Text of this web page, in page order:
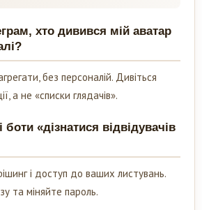
хто дивився мій аватар
без персоналій. Дивіться
а не «списки глядачів».
«дізнатися відвідувачів
і доступ до ваших листувань.
та міняйте пароль.